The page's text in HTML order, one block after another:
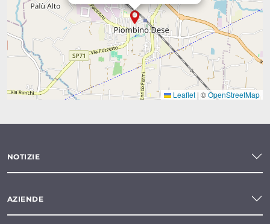
Leaflet | ©OpenStreetMap
NOTIZIE
AZIENDE